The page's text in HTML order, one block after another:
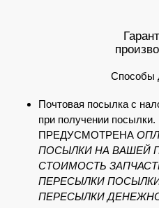
Способы
Почтовая посылка с
при получении
ПРЕДУСМОТРЕНА
ПОСЫЛКИ НА ВАШЕЙ
СТОИМОСТЬ
ПЕРЕСЫЛКИ
ПЕРЕСЫЛКИ